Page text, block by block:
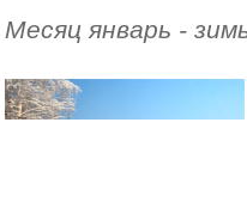
Месяц январь -